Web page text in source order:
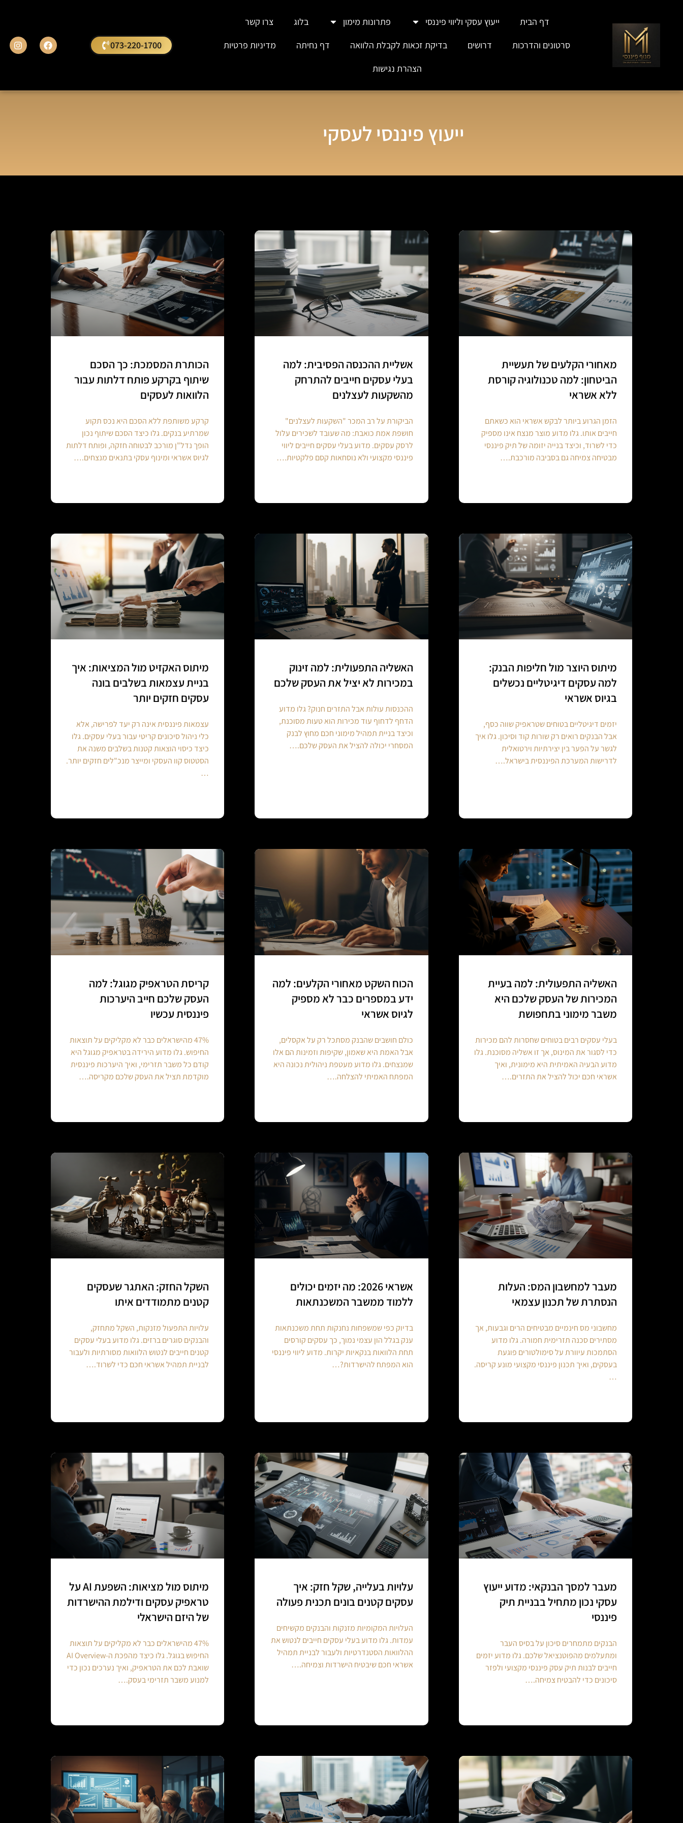
דף הבית ייעוץ עסקי וליווי פיננסי פתרונות מימון בלוג
צרו קשר
סרטונים והדרכות
דרושים בדיקת זכאות לקבלת הלוואה דף נחיתה
מדיניות פרטיות
הצהרת נגישות
073-220-1700
ייעוץ פיננסי לעסקי
מאחורי הקלעים של תעשיית
הביטחון: למה טכנולוגיה קורסת
ללא אשראי
הזמן הגרוע ביותר לבקש אשראי הוא כשאתם
חייבים אותו. גלו מדוע מוצר מנצח אינו מספיק
כדי לשרוד, וכיצד בנייה יזומה של תיק פיננסי
מבטיחה צמיחה גם בסביבה מורכבת.…
אשליית ההכנסה הפסיבית: למה
בעלי עסקים חייבים להתרחק
מהשקעות לעצלנים
הביקורת על רב המכר "השקעות לעצלנים"
חושפת אמת כואבת: מה שעובד לשכירים עלול
לרסק עסקים. מדוע בעלי עסקים חייבים ליווי
פיננסי מקצועי ולא נוסחאות קסם פלקטיות.…
הכותרת המסמכת: כך הסכם
שיתוף בקרקע פותח דלתות עבור
הלוואות לעסקים
קרקע משותפת ללא הסכם היא נכס תקוע
שמרתיע בנקים. גלו כיצד הסכם שיתוף נכון
הופך נדל"ן מורכב לבטוחה חזקה, ופותח דלתות
לגיוס אשראי ומינוף עסקי בתנאים מנצחים.…
מיתוס היוצר מול חליפות הבנק:
למה עסקים דיגיטליים נכשלים
בגיוס אשראי
יזמים דיגיטליים בטוחים שטראפיק שווה כסף,
אבל הבנקים רואים רק שורות קוד וסיכון. גלו איך
לגשר על הפער בין יצירתיות וירטואלית
לדרישות המערכת הפיננסית בישראל.…
האשליה התפעולית: למה זינוק
במכירות לא יציל את העסק שלכם
ההכנסות עולות אבל התזרים חנוק? גלו מדוע
הדחף לדחוף עוד מכירות הוא טעות מסוכנת,
וכיצד בניית תמהיל מימוני חכם מחוץ לבנק
המסחרי יכולה להציל את העסק שלכם.…
מיתוס האקזיט מול המציאות: איך
בניית עצמאות בשלבים בונה
עסקים חזקים יותר
עצמאות פיננסית אינה רק יעד לפרישה, אלא
כלי ניהול סיכונים קריטי עבור בעלי עסקים. גלו
כיצד כיסוי הוצאות קטנות בשלבים משנה את
הסטטוס קוו העסקי ומייצר מנכ"לים חזקים יותר.
…
האשליה התפעולית: למה בעיית
המכירות של העסק שלכם היא
משבר מימוני בתחפושת
בעלי עסקים רבים בטוחים שחסרות להם מכירות
כדי לסגור את המינוס, אך זו אשליה מסוכנת. גלו
מדוע הבעיה האמיתית היא מימונית, ואיך
אשראי חכם יכול להציל את התזרים.…
הכוח השקט מאחורי הקלעים: למה
ידע במספרים כבר לא מספיק
לגיוס אשראי
כולם חושבים שהבנק מסתכל רק על אקסלים,
אבל האמת היא שאמון, שקיפות וזמינות הם אלו
שמנצחים. גלו מדוע מעטפת ניהולית נכונה היא
המפתח האמיתי להצלחה.…
קריסת הטראפיק מגוגל: למה
העסק שלכם חייב היערכות
פיננסית עכשיו
47% מהישראלים כבר לא מקליקים על תוצאות
החיפוש. גלו מדוע הירידה בטראפיק מגוגל היא
קודם כל משבר תזרימי, ואיך היערכות פיננסית
מוקדמת תציל את העסק שלכם מקריסה.…
מעבר למחשבון המס: העלות
הנסתרת של תכנון עצמאי
מחשבוני מס חינמיים מבטיחים הרים וגבעות, אך
מסתירים סכנה תזרימית חמורה. גלו מדוע
הסתמכות עיוורת על סימולטורים פוגעת
בעסקים, ואיך תכנון פיננסי מקצועי מונע קריסה.
…
אשראי 2026: מה יזמים יכולים
ללמוד ממשבר המשכנתאות
בדיוק כפי שמשפחות נחנקות תחת משכנתאות
ענק בגלל הון עצמי נמוך, כך עסקים קורסים
תחת הלוואות בנקאיות יקרות. מדוע ליווי פיננסי
הוא המפתח להישרדות?…
השקל החזק: האתגר שעסקים
קטנים מתמודדים איתו
עלויות התפעול מזנקות, השקל מתחזק,
והבנקים סוגרים ברזים. גלו מדוע בעלי עסקים
קטנים חייבים לנטוש הלוואות מסורתיות ולעבור
לבניית תמהיל אשראי חכם כדי לשרוד.…
מעבר למסך הבנקאי: מדוע ייעוץ
עסקי נכון מתחיל בבניית תיק
פיננסי
הבנקים מתמחרים סיכון על בסיס העבר
ומתעלמים מהפוטנציאל שלכם. גלו מדוע יזמים
חייבים לבנות תיק עסק פיננסי מקצועי ולפזר
סיכונים כדי להבטיח צמיחה.…
עלויות בעלייה, שקל חזק: איך
עסקים קטנים בונים תכנית פעולה
העלויות המקומיות מזנקות והבנקים מקשיחים
עמדות. גלו מדוע בעלי עסקים חייבים לנטוש את
ההלוואות הסטנדרטיות ולעבור לבניית תמהיל
אשראי חכם שיבטיח הישרדות וצמיחה.…
מיתוס מול מציאות: השפעת AI על
טראפיק עסקים ודילמת ההישרדות
של היזם הישראלי
47% מהישראלים כבר לא מקליקים על תוצאות
החיפוש בגוגל. גלו כיצד מהפכת ה-AI Overview
שואבת לכם את הטראפיק, ואיך נערכים נכון כדי
למנוע משבר תזרימי בעסק.…